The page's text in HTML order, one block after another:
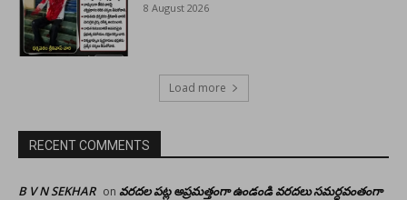
8 August 2026
Load more
RECENT COMMENTS
B V N SEKHAR on వరదల పట్ల అప్రమత్తంగా ఉండండి వరదలు సమర్ధవంతంగా